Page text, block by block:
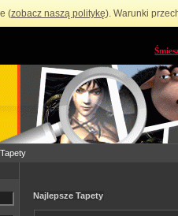
(zobacz naszą politykę). Warunki
Najlepsze Tapety